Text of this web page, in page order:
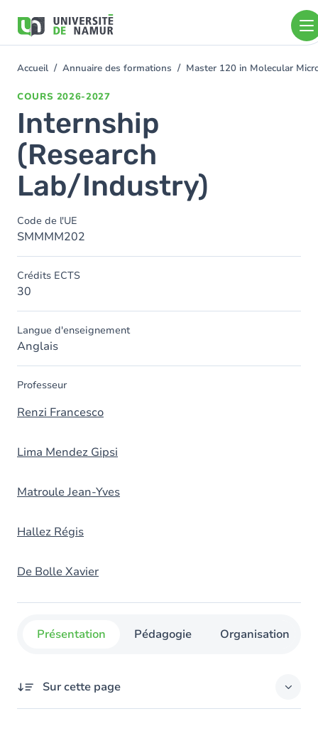
contenu
You
Accueil Annuaire des formations Master 120 in Molecular
COURS 2026-2027
Internship
(Research
Lab/Industry)
Code de l'UE
SMMMM202
Crédits ECTS
30
Langue d'enseignement
Anglais
Professeur
Renzi Francesco
Lima Mendez Gipsi
Matroule Jean-Yves
Hallez Régis
De Bolle Xavier
Présentation Pédagogie Organisation
Sur cette page